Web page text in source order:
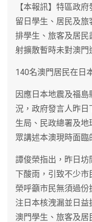
【本報訊】特區政
留日學生、居民及
排學生、旅客及居
射擴散暫時未對澳門
140名澳門居民在日
因應日本地震及福
況，政府發言人昨
生局、民政總署及
眾講述本澳現時面臨
譚俊榮指出，昨日
下酸雨，引致不少
榮呼籲市民無須過
注日本核洩漏並日
澳門學生、旅客及